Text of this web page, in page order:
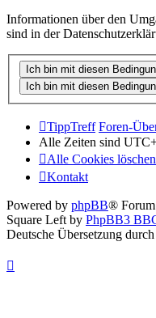
Informationen über den
sind in der
TippTreff Foren-
Alle Zeiten sind
Alle Cookies löschen
Kontakt
Powered by phpBB®
Square Left by PhpBB3
Deutsche Übersetzung durch